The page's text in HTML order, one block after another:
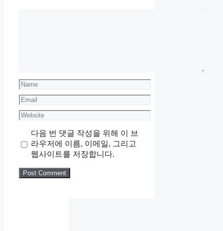
Name
Email
Website
다음 번 댓글 작성을 위해 이 브
라우저에 이름, 이메일, 그리고
웹사이트를 저장합니다.